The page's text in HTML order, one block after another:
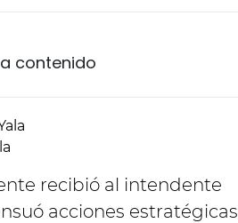
contenido
recibió al intendente
acciones estratégicas